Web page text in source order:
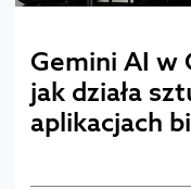
Gemini AI w
jak działa
aplikacjach